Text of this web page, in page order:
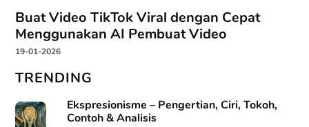
Buat Video TikTok Viral dengan Cepat
Menggunakan AI Pembuat Video
19-01-2026
TRENDING
Ekspresionisme – Pengertian, Ciri, Tokoh,
Contoh & Analisis